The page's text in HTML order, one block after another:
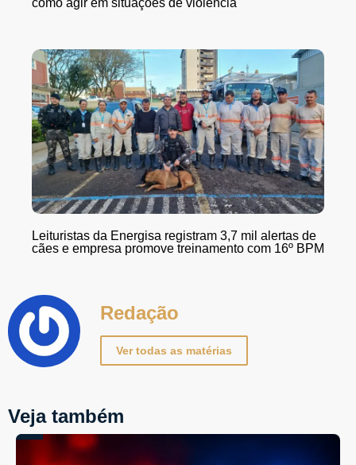
Leituristas da Energisa registram 3,7 mil alertas de
cães e empresa promove treinamento com 16º BPM
Redação
Ver todas as matérias
Veja também